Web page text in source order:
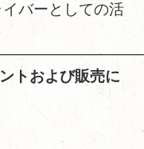
バーとしての活
トおよび販売に